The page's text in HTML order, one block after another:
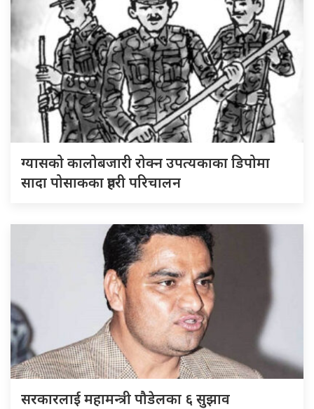
ग्यासको कालोबजारी रोक्न उपत्यकाका डिपोमा
सादा पोसाकका प्रहरी परिचालन
सरकारलाई महामन्त्री पौडेलका ६ सुझाव